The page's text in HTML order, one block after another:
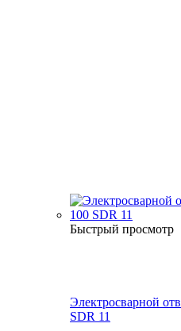
Быстрый просмотр
Электросварной
SDR 11